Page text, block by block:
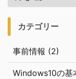
カテゴリー
事前情報 (2)
Windows10の基